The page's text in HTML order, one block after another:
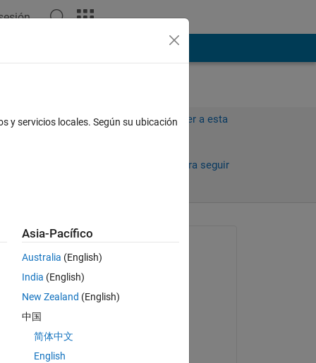
Iniciar sesión para responder a esta
Iniciar sesión para seguir
Tania
el 13 de Ag. de 2014
el 10 de Feb. de 2015
y servicios locales. Según su ubicación
Asia-Pacífico
Australia (English)
India (English)
New Zealand (English)
中国
简体中文
English